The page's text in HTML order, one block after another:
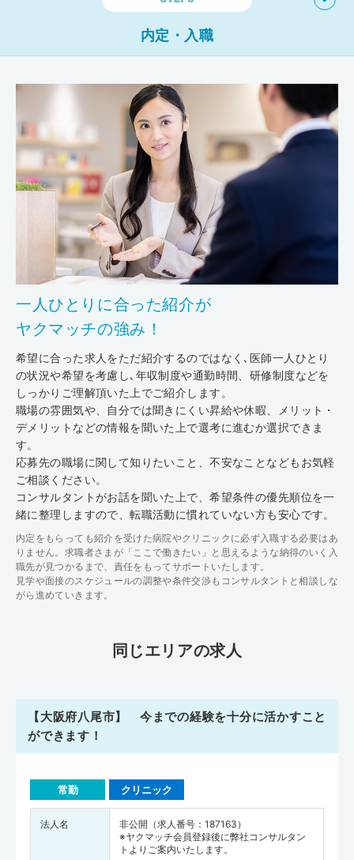
や面接を通過する為の対策など、不安なことがあればお気軽
内定・入職
一人ひとりに合った紹介が
ヤクマッチの強み！
希望に合った求人をただ紹介するのではなく､医師一人ひとり
の状況や希望を考慮し､年収制度や通勤時間、研修制度などを
しっかりご理解頂いた上でご紹介します。
職場の雰囲気や、自分では聞きにくい昇給や休暇、メリット・
デメリットなどの情報を聞いた上で選考に進むか選択できま
す。
応募先の職場に関して知りたいこと、不安なことなどもお気軽
ご相談ください。
コンサルタントがお話を聞いた上で、希望条件の優先順位を一
緒に整理しますので、転職活動に慣れていない方も安心です。
内定をもらっても紹介を受けた病院やクリニックに必ず入職する必要はあ
りません。求職者さまが「ここで働きたい」と思えるような納得のいく入
職先が見つかるまで、責任をもってサポートいたします。
見学や面接のスケジュールの調整や条件交渉もコンサルタントと相談しな
がら進めていきます。
同じエリアの求人
【大阪府八尾市】 今までの経験を十分に活かすこと
ができます！
常勤 クリニック
法人名
非公開（求人番号：187163）
※ヤクマッチ会員登録後に弊社コンサルタン
トよりご案内いたします。